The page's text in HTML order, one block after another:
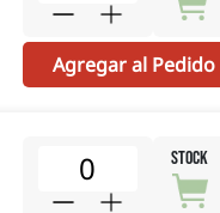
Agregar al Pedido
STOCK